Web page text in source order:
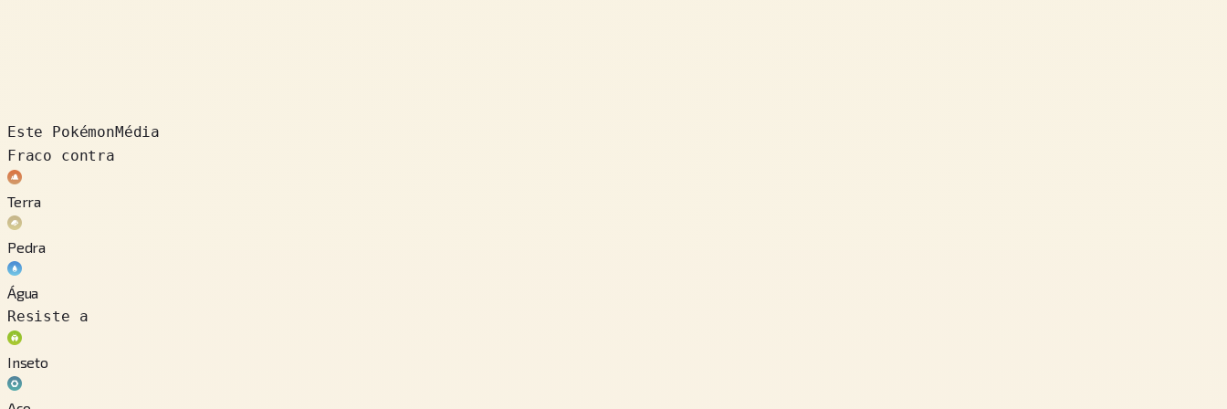
Este PokémonMédia
Fraco contra
Terra
Pedra
Água
Resiste a
Inseto